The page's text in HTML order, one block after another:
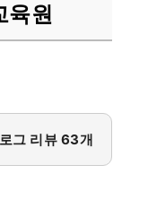
육원
그 리뷰 63개